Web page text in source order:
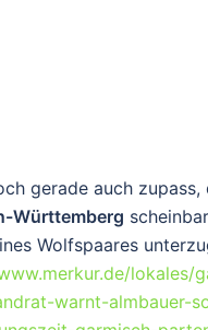
gerade auch zupass,
Württemberg
Wolfspaares
lokales/
warnt-almbauer-